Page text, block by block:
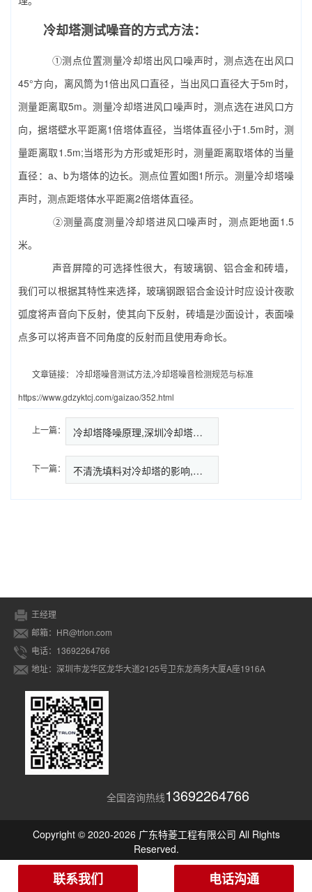
冷却塔测试噪音的方式方法：
①测点位置测量冷却塔出风口噪声时，测点选在出风口
45°方向，离风筒为1倍出风口直径，当出风口直径大于5m时，
测量距离取5m。测量冷却塔进风口噪声时，测点选在进风口方
向，据塔壁水平距离1倍塔体直径，当塔体直径小于1.5m时，测
量距离取1.5m;当塔形为方形或矩形时，测量距离取塔体的当量
直径：a、b为塔体的边长。测点位置如图1所示。测量冷却塔噪
声时，测点距塔体水平距离2倍塔体直径。
②测量高度测量冷却塔进风口噪声时，测点距地面1.5
米。
声音屏障的可选择性很大，有玻璃钢、铝合金和砖墙，
我们可以根据其特性来选择，玻璃钢跟铝合金设计时应设计夜歌
弧度将声音向下反射，使其向下反射，砖墙是沙面设计，表面噪
点多可以将声音不同角度的反射而且使用寿命长。
文章链接：
冷却塔噪音测试方法,冷却塔噪音检测规范与标准
https://www.gdzyktcj.com/gaizao/352.html
上一篇： 冷却塔降噪原理,深圳冷却塔降噪…
下一篇： 不清洗填料对冷却塔的影响,冷却
王经理
邮箱：HR@trlon.com
电话：13692264766
地址：深圳市龙华区龙华大道2125号卫东龙商务大厦A座1916A
全国咨询热线13692264766
联系我们 电话沟通
Copyright © 2020-2026 广东特菱工程有限公司 All Rights
Reserved.